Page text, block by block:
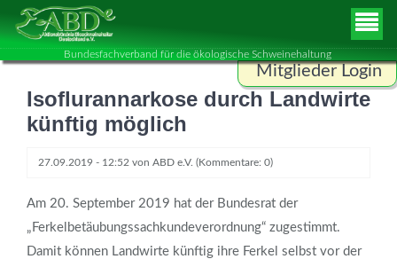
Bundesfachverband für die ökologische Schweinehaltung
Mitglieder Login
Benutzername
ANMELDEN
Isoflurannarkose durch Landwirte
künftig möglich
27.09.2019 - 12:52 von ABD e.V. (Kommentare: 0)
Am 20. September 2019 hat der Bundesrat der
„Ferkelbetäubungssachkundeverordnung“ zugestimmt.
Damit können Landwirte künftig ihre Ferkel selbst vor der